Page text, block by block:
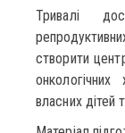
Тривалі
створити
власних дітей